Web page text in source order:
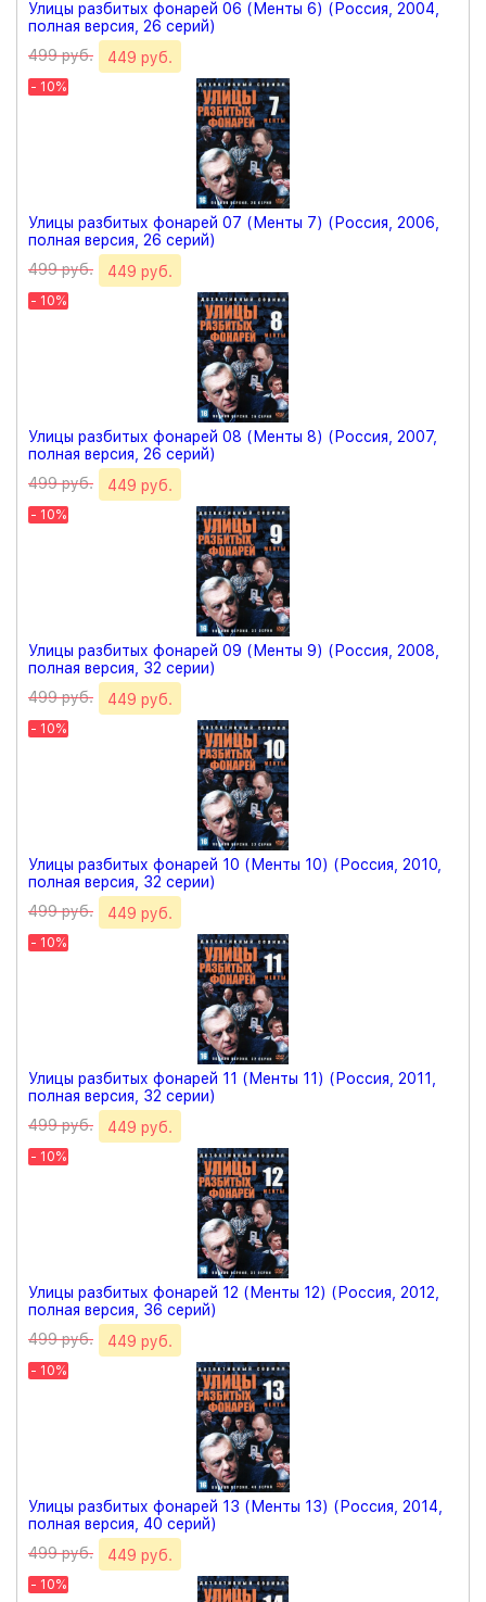
Улицы разбитых фонарей 06 (Менты 6) (Россия, 2004,
полная версия, 26 серий)
499 руб.
449 руб.
- 10%
Улицы разбитых фонарей 07 (Менты 7) (Россия, 2006,
полная версия, 26 серий)
499 руб.
449 руб.
- 10%
Улицы разбитых фонарей 08 (Менты 8) (Россия, 2007,
полная версия, 26 серий)
499 руб.
449 руб.
- 10%
Улицы разбитых фонарей 09 (Менты 9) (Россия, 2008,
полная версия, 32 серии)
499 руб.
449 руб.
- 10%
Улицы разбитых фонарей 10 (Менты 10) (Россия, 2010,
полная версия, 32 серии)
499 руб.
449 руб.
- 10%
Улицы разбитых фонарей 11 (Менты 11) (Россия, 2011,
полная версия, 32 серии)
499 руб.
449 руб.
- 10%
Улицы разбитых фонарей 12 (Менты 12) (Россия, 2012,
полная версия, 36 серий)
499 руб.
449 руб.
- 10%
Улицы разбитых фонарей 13 (Менты 13) (Россия, 2014,
полная версия, 40 серий)
499 руб.
449 руб.
- 10%